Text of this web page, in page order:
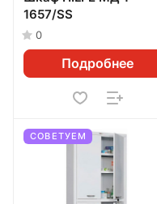
1657/SS
0
Подробнее
СОВЕТУЕМ